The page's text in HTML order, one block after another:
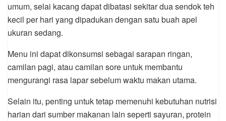
umum, selai kacang dapat dibatasi sekitar dua sendok teh
kecil per hari yang dipadukan dengan satu buah apel
ukuran sedang.
Menu ini dapat dikonsumsi sebagai sarapan ringan,
camilan pagi, atau camilan sore untuk membantu
mengurangi rasa lapar sebelum waktu makan utama.
Selain itu, penting untuk tetap memenuhi kebutuhan nutrisi
harian dari sumber makanan lain seperti sayuran, protein